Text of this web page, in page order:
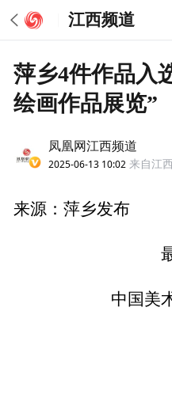
江西频道
萍乡4件作品入
绘画作品展览”
凤凰网江西频道
2025-06-13 10:02 来自江西
来源：萍乡发布
中国美